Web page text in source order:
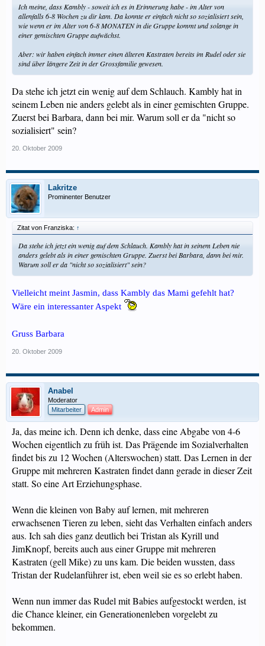
Ich meine, dass Kambly - soweit ich es in Erinnerung habe - im Alter von
allenfalls 6-8 Wochen zu dir kam. Da konnte er einfach nicht so sozialisiert sein,
wie wenn er im Alter von 6-8 MONATEN in die Gruppe kommt und solange in
einer gemischten Gruppe aufwächst.
Aber: wir haben einfach immer einen älteren Kastraten bereits im Rudel oder sie
sind über längere Zeit in der Grossfamilie gewesen.
Da stehe ich jetzt ein wenig auf dem Schlauch. Kambly hat in
seinem Leben nie anders gelebt als in einer gemischten Gruppe.
Zuerst bei Barbara, dann bei mir. Warum soll er da "nicht so
sozialisiert" sein?
20. Oktober 2009
Lakritze
Prominenter Benutzer
Zitat von Franziska: ↑
Da stehe ich jetzt ein wenig auf dem Schlauch. Kambly hat in seinem Leben nie
anders gelebt als in einer gemischten Gruppe. Zuerst bei Barbara, dann bei mir.
Warum soll er da "nicht so sozialisiert" sein?
Vielleicht meint Jasmin, dass Kambly das Mami gefehlt hat?
Wäre ein interessanter Aspekt
Gruss Barbara
20. Oktober 2009
Anabel
Moderator
Mitarbeiter
Admin
Ja, das meine ich. Denn ich denke, dass eine Abgabe von 4-6
Wochen eigentlich zu früh ist. Das Prägende im Sozialverhalten
findet bis zu 12 Wochen (Alterswochen) statt. Das Lernen in der
Gruppe mit mehreren Kastraten findet dann gerade in dieser Zeit
statt. So eine Art Erziehungsphase.
Wenn die kleinen von Baby auf lernen, mit mehreren
erwachsenen Tieren zu leben, sieht das Verhalten einfach anders
aus. Ich sah dies ganz deutlich bei Tristan als Kyrill und
JimKnopf, bereits auch aus einer Gruppe mit mehreren
Kastraten (gell Mike) zu uns kam. Die beiden wussten, dass
Tristan der Rudelanführer ist, eben weil sie es so erlebt haben.
Wenn nun immer das Rudel mit Babies aufgestockt werden, ist
die Chance kleiner, ein Generationenleben vorgelebt zu
bekommen.